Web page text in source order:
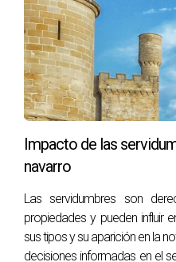
documentos listos
mercado, facilitó el
contratiempos en la
PREGUNTAS
SOBRE LA
PAMPLONA
¿Cuánto tiempo suele
en Pamplona?
El tiempo de venta puede
Impacto de las
navarro
Las servidumbres son
propiedades y pueden influir
sus tipos y su aparición en la
decisiones informadas en el